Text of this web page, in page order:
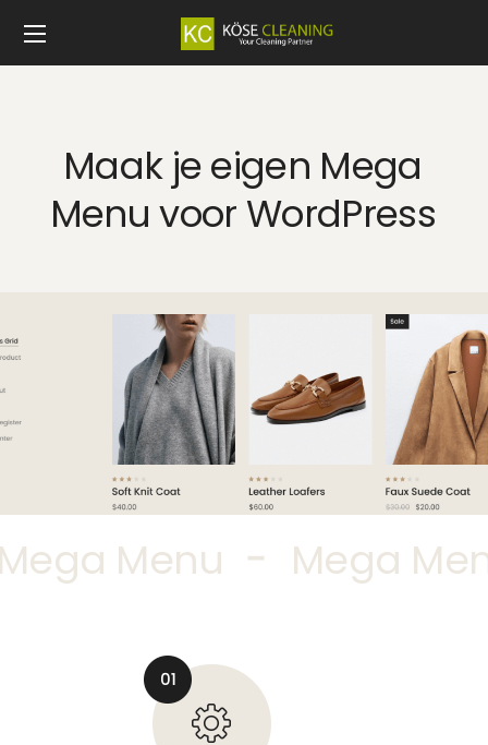
Maak je eigen Mega
Menu voor WordPress
Menu - Mega